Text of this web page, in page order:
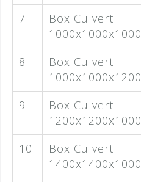
7
Box Culvert
1000x1000x1000
8
Box Culvert
1000x1000x1200
9
Box Culvert
1200x1200x1000
10
Box Culvert
1400x1400x1000